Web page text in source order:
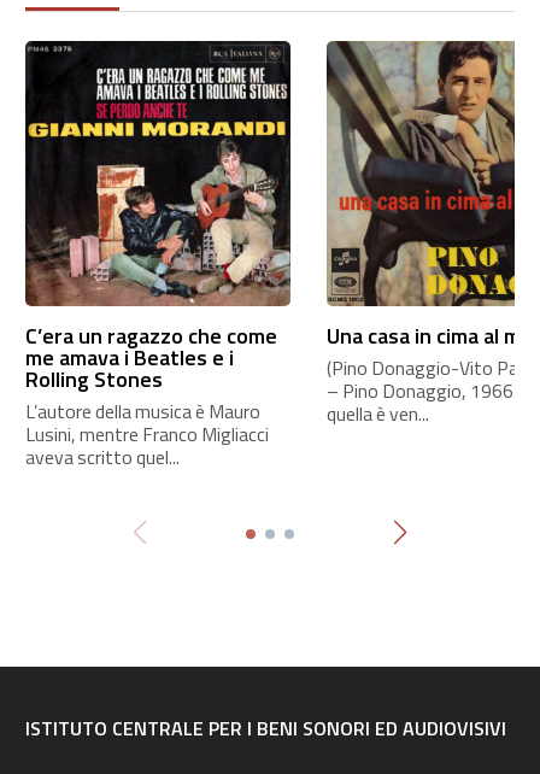
C’era un ragazzo che come
me amava i Beatles e i
Rolling Stones
L’autore della musica è Mauro
Lusini, mentre Franco Migliacci
aveva scritto quel...
Una casa in cima al
(Pino Donaggio-Vito
– Pino Donaggio, 1966
quella è ven...
ISTITUTO CENTRALE PER I BENI SONORI ED AUDIOVISIVI